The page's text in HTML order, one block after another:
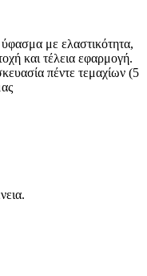
με ελαστικότητα,
και τέλεια εφαρμογή.
πέντε τεμαχίων (5